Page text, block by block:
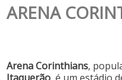
ARENA
Arena Corinthians,